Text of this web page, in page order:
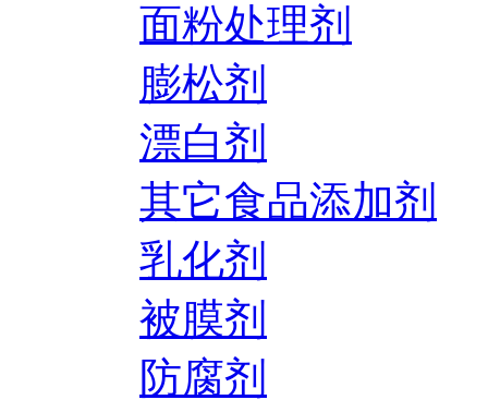
面粉处理剂
膨松剂
漂白剂
其它食品添加剂
乳化剂
被膜剂
防腐剂